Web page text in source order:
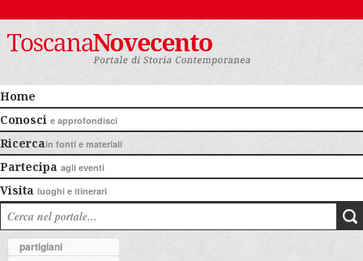
Home
Conosci e approfondisci
Ricercain fonti e materiali
Partecipa agli eventi
Visita luoghi e itinerari
partigiani